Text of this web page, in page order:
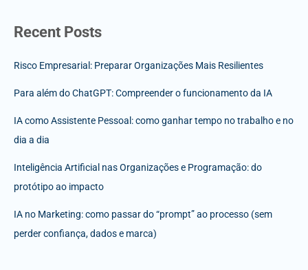
Recent Posts
Risco Empresarial: Preparar Organizações Mais Resilientes
Para além do ChatGPT: Compreender o funcionamento da IA
IA como Assistente Pessoal: como ganhar tempo no trabalho e no
dia a dia
Inteligência Artificial nas Organizações e Programação: do
protótipo ao impacto
IA no Marketing: como passar do “prompt” ao processo (sem
perder confiança, dados e marca)